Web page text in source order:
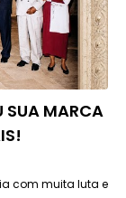
SUA MARCA
com muita luta e